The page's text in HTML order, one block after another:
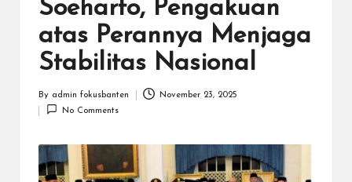
.C
Soeharto, Pengakuan
atas Perannya Menjaga
Stabilitas Nasional
by
By admin fokusbanten
November 23, 2025
No Comments